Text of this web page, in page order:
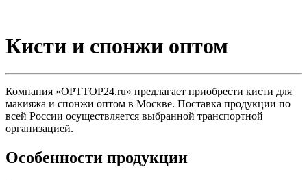
Кисти и спонжи оптом
Компания «OPTTOP24.ru» предлагает приобрести кисти для
макияжа и спонжи оптом в Москве. Поставка продукции по
всей России осуществляется выбранной транспортной
организацией.
Особенности продукции